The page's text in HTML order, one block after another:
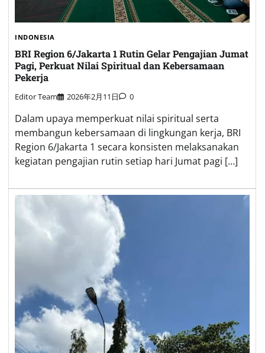
INDONESIA
BRI Region 6/Jakarta 1 Rutin Gelar Pengajian Jumat
Pagi, Perkuat Nilai Spiritual dan Kebersamaan
Pekerja
Editor Team 2026年2月11日 0
Dalam upaya memperkuat nilai spiritual serta
membangun kebersamaan di lingkungan kerja, BRI
Region 6/Jakarta 1 secara konsisten melaksanakan
kegiatan pengajian rutin setiap hari Jumat pagi […]